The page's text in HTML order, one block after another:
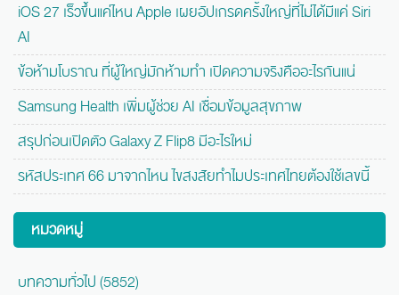
iOS 27 เร็วขึ้นแค่ไหน Apple เผยอัปเกรดครั้งใหญ่ที่ไม่ได้มีแค่ Siri
AI
ข้อห้ามโบราณ ที่ผู้ใหญ่มักห้ามทำ เปิดความจริงคืออะไรกันแน่
Samsung Health เพิ่มผู้ช่วย AI เชื่อมข้อมูลสุขภาพ
สรุปก่อนเปิดตัว Galaxy Z Flip8 มีอะไรใหม่
รหัสประเทศ 66 มาจากไหน ไขสงสัยทำไมประเทศไทยต้องใช้เลขนี้
หมวดหมู่
บทความทั่วไป (5852)